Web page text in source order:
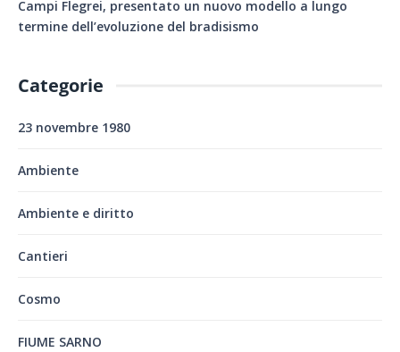
Campi Flegrei, presentato un nuovo modello a lungo
termine dell’evoluzione del bradisismo
Categorie
23 novembre 1980
Ambiente
Ambiente e diritto
Cantieri
Cosmo
FIUME SARNO